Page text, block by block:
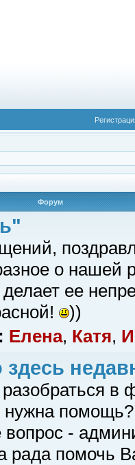
Форум
о нашей
ее
))
Елена, Катя,
здесь
в
нужна помощь?
вопрос -
рада помочь